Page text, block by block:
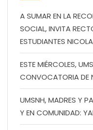
A SUMAR EN LA
SOCIAL, INVITA
ESTUDIANTES
ESTE MIÉRCOLES,
CONVOCATORIA DE
UMSNH, MADRES Y
Y EN COMUNIDAD: